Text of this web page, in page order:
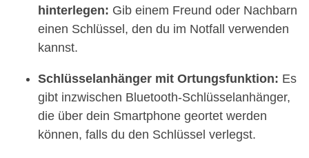
hinterlegen: Gib einem Freund oder Nachbarn
einen Schlüssel, den du im Notfall verwenden
kannst.
Schlüsselanhänger mit Ortungsfunktion: Es
gibt inzwischen Bluetooth-Schlüsselanhänger,
die über dein Smartphone geortet werden
können, falls du den Schlüssel verlegst.